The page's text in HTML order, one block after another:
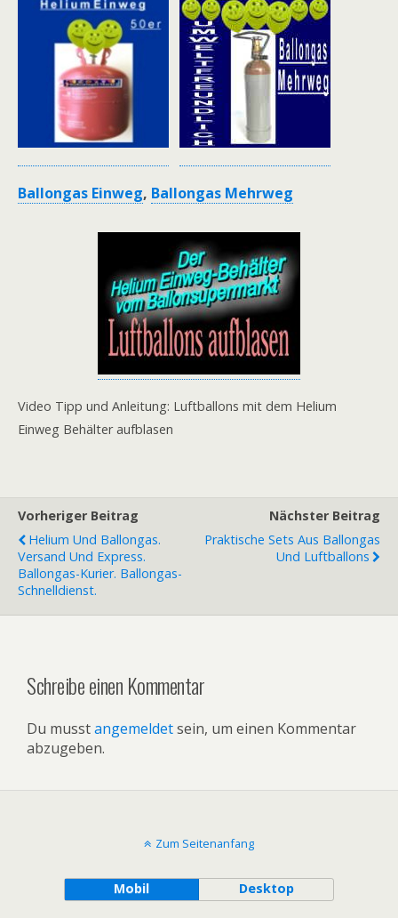
Ballongas Einweg, Ballongas Mehrweg
Video Tipp und Anleitung: Luftballons mit dem Helium
Einweg Behälter aufblasen
Vorheriger Beitrag
Helium Und Ballongas.
Versand Und Express.
Ballongas-Kurier. Ballongas-
Schnelldienst.
Nächster Beitrag
Praktische Sets Aus Ballongas
Und Luftballons
Schreibe einen Kommentar
Du musstangemeldetsein, um einen Kommentar
abzugeben.
Zum Seitenanfang
Mobil Desktop